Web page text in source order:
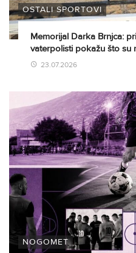
OSTALI SPORTOVI
Memorijal Darka Brnjca:
vaterpolisti pokažu što su
23.07.2026
NOGOMET